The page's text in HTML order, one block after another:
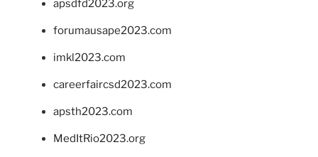
apsdfd2023.org
forumausape2023.com
imkl2023.com
careerfaircsd2023.com
apsth2023.com
MedItRio2023.org